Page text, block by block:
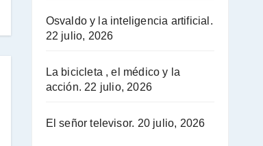
Osvaldo y la inteligencia artificial.
22 julio, 2026
La bicicleta , el médico y la
acción. 22 julio, 2026
El señor televisor. 20 julio, 2026